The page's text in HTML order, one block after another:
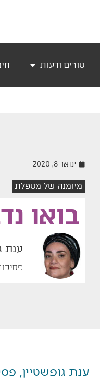
טורים ודעות
ינואר 8, 2020
מיומנה של מטפלת
בואו
ענת
ענת גופשטיין,